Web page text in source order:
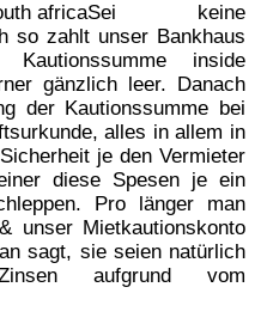
Sei keine
so zahlt unser Bankhaus
inside
gänzlich leer. Danach
der Kautionssumme bei
alles in allem in
je den Vermieter
diese Spesen je ein
Pro länger man
unser Mietkautionskonto
sagt, sie seien natürlich
aufgrund vom